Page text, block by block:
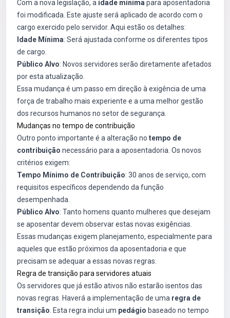
Com a nova legislação, a idade mínima para aposentadoria
foi modificada. Este ajuste será aplicado de acordo com o
cargo exercido pelo servidor. Aqui estão os detalhes:
Idade Mínima: Será ajustada conforme os diferentes tipos
de cargo.
Público Alvo: Novos servidores serão diretamente afetados
por esta atualização.
Essa mudança é um passo em direção à exigência de uma
força de trabalho mais experiente e a uma melhor gestão
dos recursos humanos no setor de segurança.
Mudanças no tempo de contribuição
Outro ponto importante é a alteração no tempo de
contribuição necessário para a aposentadoria. Os novos
critérios exigem:
Tempo Mínimo de Contribuição: 30 anos de serviço, com
requisitos específicos dependendo da função
desempenhada.
Público Alvo: Tanto homens quanto mulheres que desejam
se aposentar devem observar estas novas exigências.
Essas mudanças exigem planejamento, especialmente para
aqueles que estão próximos da aposentadoria e que
precisam se adequar a essas novas regras.
Regra de transição para servidores atuais
Os servidores que já estão ativos não estarão isentos das
novas regras. Haverá a implementação de uma regra de
transição . Esta regra inclui um pedágio baseado no tempo